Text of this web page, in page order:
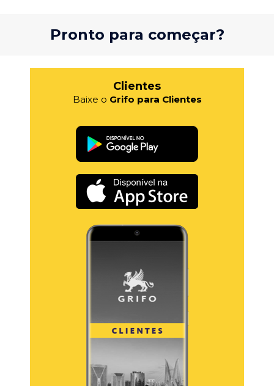
Pronto para começar?
Clientes
Baixe o Grifo para Clientes